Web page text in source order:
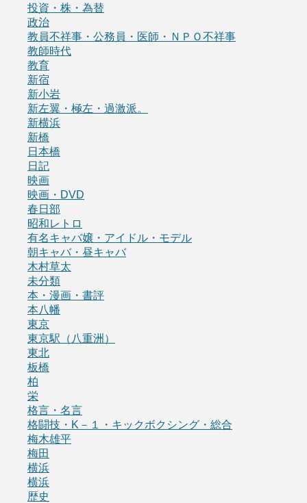
投資・株・為替
政治
教員不祥事・公務員・医師・ＮＰＯ不祥事
教師時代
教育
新宿
新小岩
新左翼・極左・過激派。
新横浜
新橋
日本橋
日記
映画
映画・DVD
春日部
昭和レトロ
有名キャバ嬢・アイドル・モデル
朝キャバ・昼キャバ
木村草太
未分類
本・漫画・書評
本八幡
東京
東京駅（八重洲）
東北
板橋
柏
栄
格言・名言
格闘技・K－１・キックボクシング・総合
梅木雄平
梅田
横浜
横浜
歴史